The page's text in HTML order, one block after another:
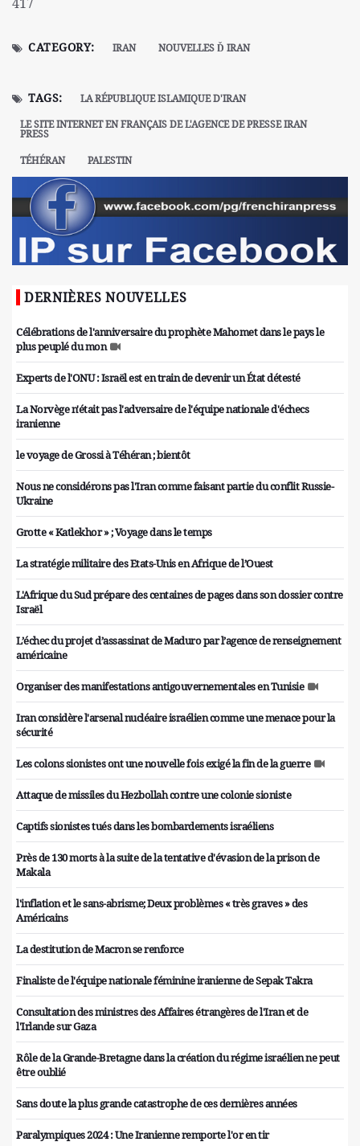
CATEGORY: IRAN NOUVELLES Ď IRAN
TAGS:
LA RÉPUBLIQUE ISLAMIQUE D'IRAN
LE SITE INTERNET EN FRANÇAIS DE L'AGENCE DE PRESSE IRAN
PRESS
TÉHÉRAN
PALESTIN
DERNIÈRES NOUVELLES
Célébrations de l'anniversaire du prophète Mahomet dans le pays le
plus peuplé du mon
Experts de l'ONU : Israël est en train de devenir un État détesté
La Norvège n'était pas l'adversaire de l'équipe nationale d'échecs
iranienne
le voyage de Grossi à Téhéran ; bientôt
Nous ne considérons pas l'Iran comme faisant partie du conflit Russie-
Ukraine
Grotte « Katlekhor » ; Voyage dans le temps
La stratégie militaire des Etats-Unis en Afrique de l’Ouest
L'Afrique du Sud prépare des centaines de pages dans son dossier contre
Israël
L’échec du projet d’assassinat de Maduro par l’agence de renseignement
américaine
Organiser des manifestations antigouvernementales en Tunisie
Iran considère l'arsenal nucléaire israélien comme une menace pour la
sécurité
Les colons sionistes ont une nouvelle fois exigé la fin de la guerre
Attaque de missiles du Hezbollah contre une colonie sioniste
Captifs sionistes tués dans les bombardements israéliens
Près de 130 morts à la suite de la tentative d'évasion de la prison de
Makala
l'inflation et le sans-abrisme; Deux problèmes « très graves » des
Américains
La destitution de Macron se renforce
Finaliste de l'équipe nationale féminine iranienne de Sepak Takra
Consultation des ministres des Affaires étrangères de l'Iran et de
l'Irlande sur Gaza
Rôle de la Grande-Bretagne dans la création du régime israélien ne peut
être oublié
Sans doute la plus grande catastrophe de ces dernières années
Paralympiques 2024 : Une Iranienne remporte l'or en tir